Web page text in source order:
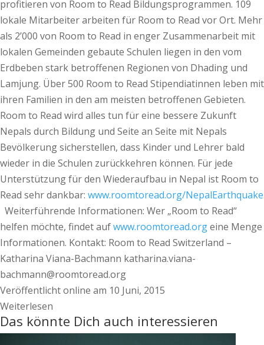
www.roomtoread.org/NepalEarthquake
Weiterführende Informationen: Wer „Room to Read“
helfen möchte, findet aufwww.roomtoread.orgeine Menge
Informationen. Kontakt: Room to Read Switzerland –
Katharina Viana-Bachmann katharina.viana-
bachmann@roomtoread.org
Veröffentlicht online am 10 Juni, 2015
Weiterlesen
Das könnte Dich auch interessieren